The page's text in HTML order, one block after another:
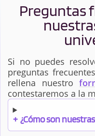
Preguntas
Si no puedes
preguntas
rellena nuestro
contestaremos a la
+ ¿Cómo son